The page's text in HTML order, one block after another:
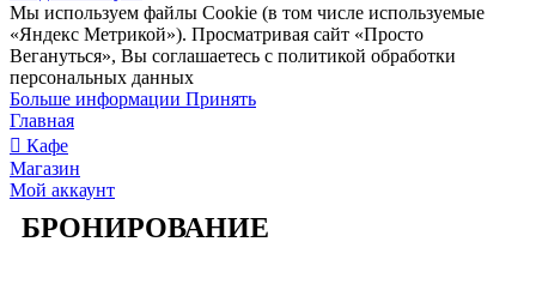
Мы используем файлы Сookie (в том числе используемые
«Яндекс Метрикой»). Просматривая сайт «Просто
Вегануться», Вы соглашаетесь с политикой обработки
персональных данных
Больше информации Принять
Главная
Кафе
Магазин
Мой аккаунт
БРОНИРОВАНИЕ